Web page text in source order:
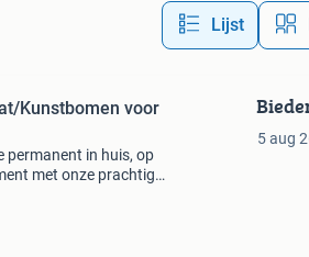
Lijst
Kunstbomen voor
permanent in huis, op
met onze prachtige,
5 aug